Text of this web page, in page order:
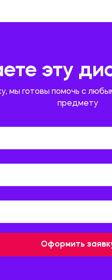
эту
мы готовы помочь с
предмету